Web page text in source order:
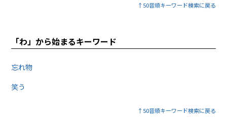
↑50音順キーワード検索に戻る
「わ」から始まるキーワード
忘れ物
笑う
↑50音順キーワード検索に戻る